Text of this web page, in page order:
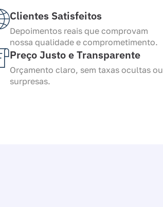
Clientes Satisfeitos
Depoimentos reais que comprovam
nossa qualidade e comprometimento.
Preço Justo e Transparente
Orçamento claro, sem taxas ocultas ou
surpresas.